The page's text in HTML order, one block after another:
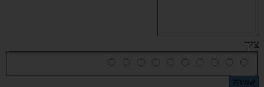
ציון
שמירה